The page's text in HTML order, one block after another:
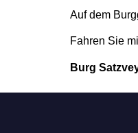
Auf dem
Fahren Sie
Burg